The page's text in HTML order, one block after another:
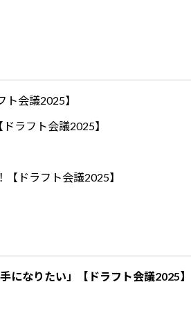
会議2025】
ラフト会議2025】
ドラフト会議2025】
になりたい」【ドラフト会議2025】